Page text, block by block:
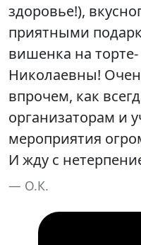
здоровье!),
приятными
вишенка на
Николаевны!
впрочем, как
организаторам и
мероприятия
И жду с
О.К.